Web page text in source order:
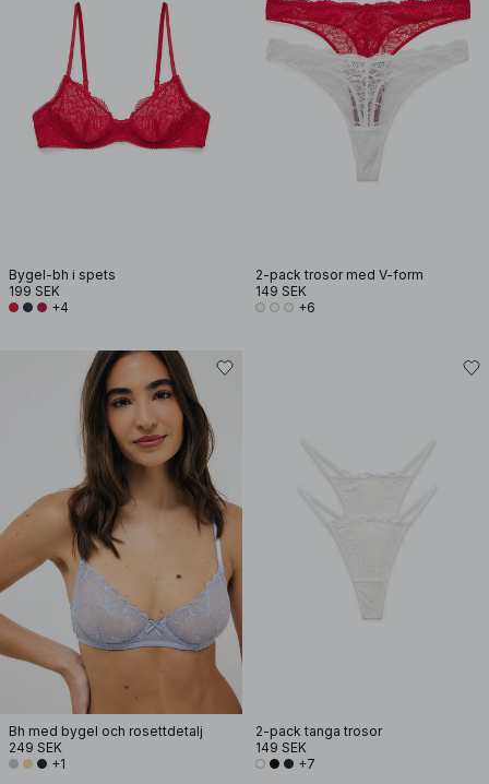
Bygel-bh i spets
199 SEK
+4
2-pack trosor med V-form
149 SEK
+6
Bh med bygel och rosettdetalj
249 SEK
+1
2-pack tanga trosor
149 SEK
+7